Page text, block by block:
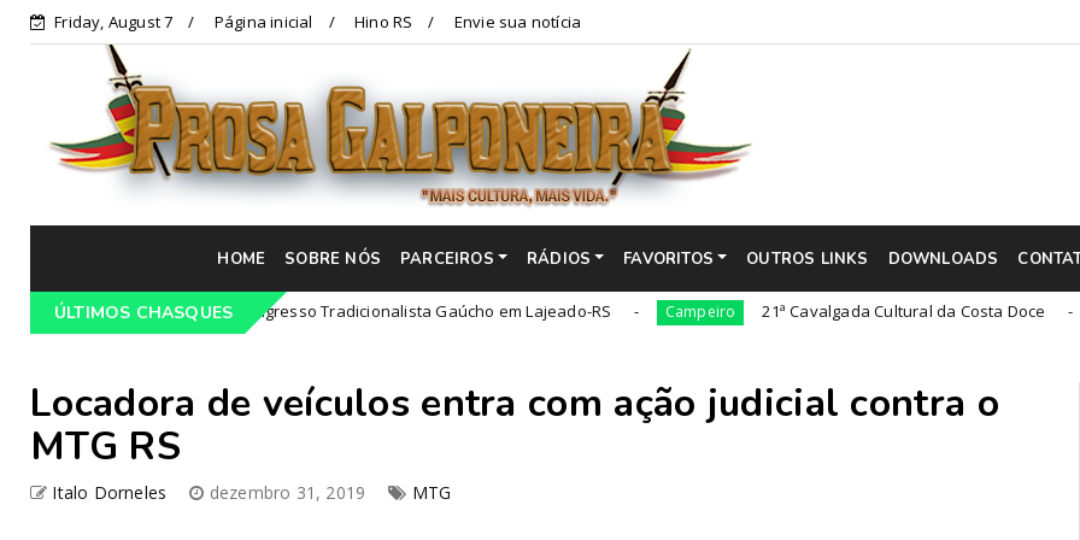
Friday, August 7 Página inicial Hino RS Envie sua notícia
HOME SOBRE NÓS PARCEIROS RÁDIOS FAVORITOS OUTROS LINKS DOWNLOADS
ÚLTIMOS CHASQUES
Programação do 68º Congresso Tradicionalista Gaúcho em Lajeado-RS Campeiro 21ª Cavalgada Cultural da Costa Doce Campeiro
Locadora de veículos entra com ação judicial contra o
MTG RS
Italo Dorneles dezembro 31, 2019 MTG